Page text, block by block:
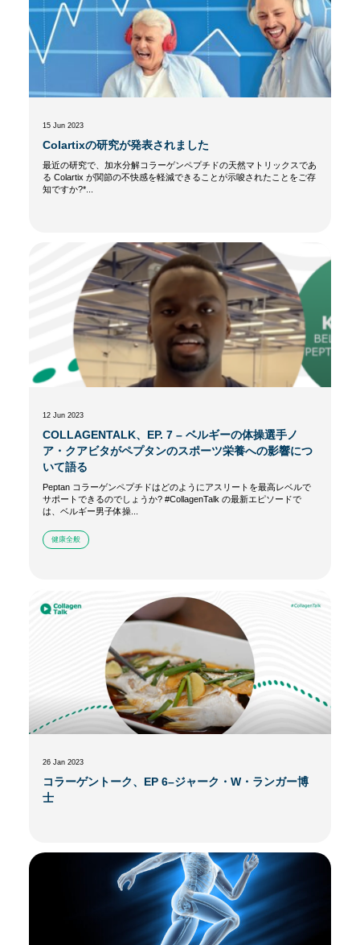
15 Jun 2023
Colartixの研究が発表されました
最近の研究で、加水分解コラーゲンペプチドの天然マトリックスであ
る Colartix が関節の不快感を軽減できることが示唆されたことをご存
知ですか?*...
12 Jun 2023
COLLAGENTALK、EP. 7 – ベルギーの体操選手ノ
ア・クアビタがペプタンのスポーツ栄養への影響につ
いて語る
Peptan コラーゲンペプチドはどのようにアスリートを最高レベルで
サポートできるのでしょうか? #CollagenTalk の最新エピソードで
は、ベルギー男子体操...
健康全般
26 Jan 2023
コラーゲントーク、EP 6–ジャーク・W・ランガー博
士